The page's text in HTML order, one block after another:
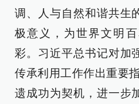
调、人与自然和谐共生
极意义，为世界文明
彩。习近平总书记对加
传承利用工作作出重要
遗成功为契机，进一步